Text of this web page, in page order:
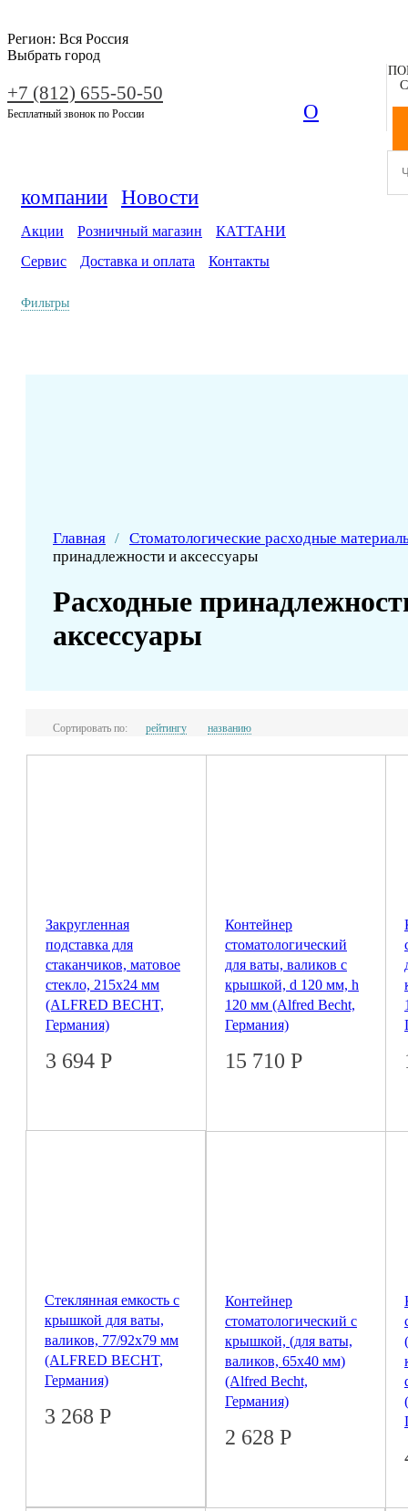
Регион: Вся Россия
Выбрать город
+7 (812) 655-50-50
Бесплатный звонок по России О
компании Новости
Акции Розничный магазин
КАТТАНИ
Сервис
Доставка и оплата Контакты
Фильтры
Главная / Стоматологические расходные
принадлежности и аксессуары
Расходные
аксессуары
Сортировать по: рейтингу названию
Закругленная
подставка для
стаканчиков, матовое
стекло, 215x24 мм
(ALFRED BECHT,
Германия)
3 694 Р
Контейнер
стоматологический
для ваты, валиков с
крышкой, d 120 мм, h
120 мм (Alfred Becht,
Германия)
15 710 Р
Стеклянная емкость с
крышкой для ваты,
валиков, 77/92х79 мм
(ALFRED BECHT,
Германия)
3 268 Р
Контейнер
стоматологический с
крышкой, (для ваты,
валиков, 65х40 мм)
(Alfred Becht,
Германия)
2 628 Р